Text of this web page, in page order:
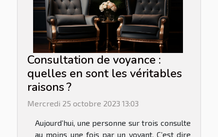
Consultation de voyance :
quelles en sont les véritables
raisons ?
Mercredi 25 octobre 2023 13:03
Aujourd’hui, une personne sur trois consulte
au moins une fois par un voyant. C’est dire